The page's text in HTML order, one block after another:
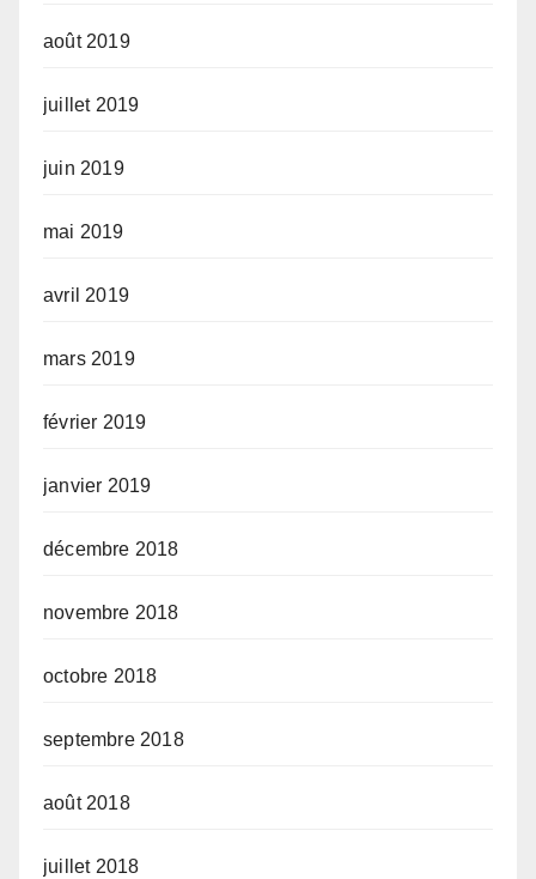
août 2019
juillet 2019
juin 2019
mai 2019
avril 2019
mars 2019
février 2019
janvier 2019
décembre 2018
novembre 2018
octobre 2018
septembre 2018
août 2018
juillet 2018